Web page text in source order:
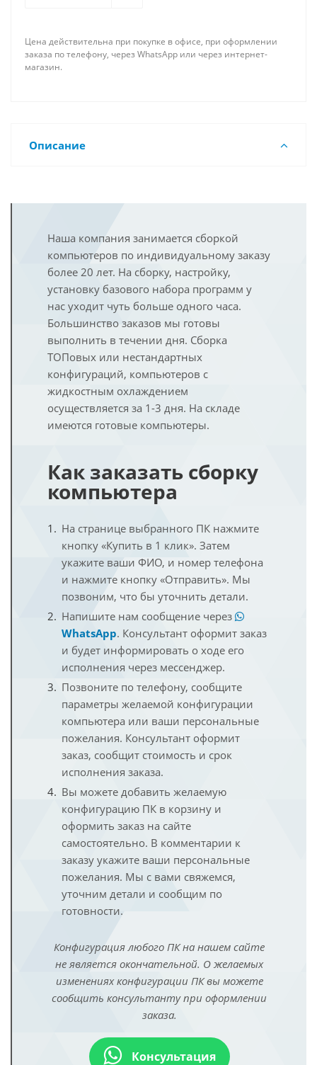
Цена действительна при покупке в офисе, при оформлении
заказа по телефону, через WhatsApp или через интернет-
магазин.
Описание
Наша компания занимается сборкой
компьютеров по индивидуальному заказу
более 20 лет. На сборку, настройку,
установку базового набора программ у
нас уходит чуть больше одного часа.
Большинство заказов мы готовы
выполнить в течении дня. Сборка
ТОПовых или нестандартных
конфигураций, компьютеров с
жидкостным охлаждением
осуществляется за 1-3 дня. На складе
имеются готовые компьютеры.
Как заказать сборку
компьютера
На странице выбранного ПК нажмите
кнопку «Купить в 1 клик». Затем
укажите ваши ФИО, и номер телефона
и нажмите кнопку «Отправить». Мы
позвоним, что бы уточнить детали.
Напишите нам сообщение через
WhatsApp. Консультант оформит заказ
и будет информировать о ходе его
исполнения через мессенджер.
Позвоните по телефону, сообщите
параметры желаемой конфигурации
компьютера или ваши персональные
пожелания. Консультант оформит
заказ, сообщит стоимость и срок
исполнения заказа.
Вы можете добавить желаемую
конфигурацию ПК в корзину и
оформить заказ на сайте
самостоятельно. В комментарии к
заказу укажите ваши персональные
пожелания. Мы с вами свяжемся,
уточним детали и сообщим по
готовности.
Конфигурация любого ПК на нашем сайте
не является окончательной. О желаемых
изменениях конфигурации ПК вы можете
сообщить консультанту при оформлении
заказа.
Консультация